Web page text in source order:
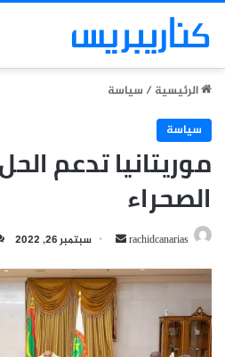
الرئيسية/ سياسة
سياسة
موريتانيا تدعم
الصحراء
rachidcanarias
أرسل
إلكترونيا
سبتمبر 26, 2022